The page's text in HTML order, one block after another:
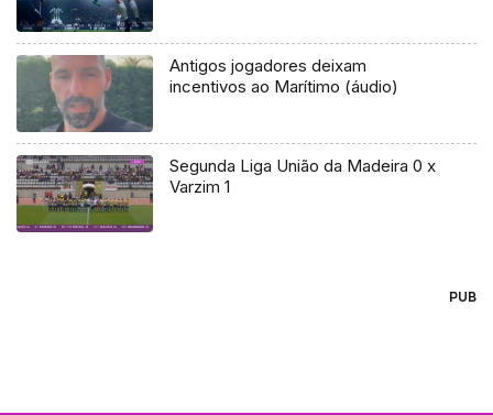
Antigos jogadores deixam
incentivos ao Marítimo (áudio)
Segunda Liga União da Madeira 0 x
Varzim 1
PUB